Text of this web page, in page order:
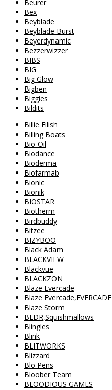
Beurer
Bex
Beyblade
Beyblade Burst
Beyerdynamic
Bezzerwizzer
BIBS
BIG
Big Glow
Bigben
Biggies
Bildits
Billie Eilish
Billing Boats
Bio-Oil
Biodance
Bioderma
Biofarmab
Bionic
Bionik
BIOSTAR
Biotherm
Birdbuddy
Bitzee
BIZYBOO
Black Adam
BLACKVIEW
Blackvue
BLACKZON
Blaze Evercade
Blaze Evercade,EVERCADE
Blaze Storm
BLDR,Squishmallows
Blingles
Blink
BLITWORKS
Blizzard
Blo Pens
Bloober Team
BLOODIOUS GAMES